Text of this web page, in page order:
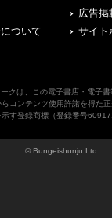
広告掲
ついて
サイト
クは、この電子書店・電子
らコンテンツ使用許諾を得た
示す登録商標（登録番号
© Bungeishunju Ltd.